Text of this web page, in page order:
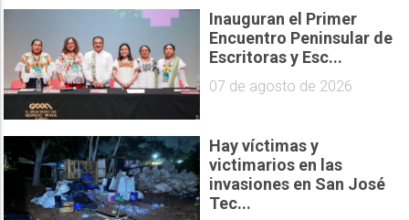
Inauguran el Primer
Encuentro Peninsular de
Escritoras y Esc...
07 de agosto de 2026
Hay víctimas y
victimarios en las
invasiones en San José
Tec...